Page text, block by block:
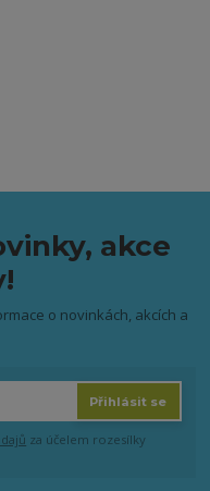
akce
o novinkách, akcích a
Přihlásit se
za účelem rozesílky